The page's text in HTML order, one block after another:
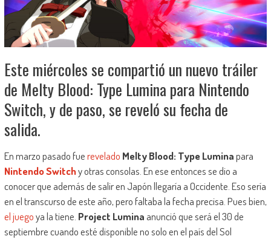
Este miércoles se compartió un nuevo tráiler
de Melty Blood: Type Lumina para Nintendo
Switch, y de paso, se reveló su fecha de
salida.
En marzo pasado fuerevelado Melty Blood: Type Luminapara
Nintendo Switchy otras consolas. En ese entonces se dio a
conocer que además de salir en Japón llegaría a Occidente. Eso sería
en el transcurso de este año, pero faltaba la fecha precisa. Pues bien,
el juegoya la tiene. Project Lumina anunció que será el 30 de
septiembre cuando esté disponible no solo en el país del Sol